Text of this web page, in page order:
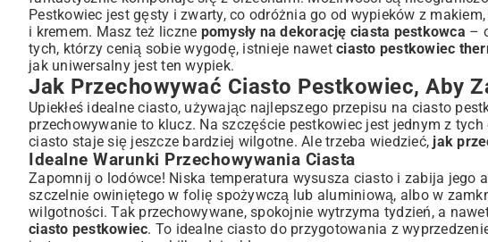
Pestkowiec jest gęsty i zwarty, co odróżnia go od wypieków z
i kremem. Masz też liczne pomysły na dekorację ciasta pestkowca –
tych, którzy cenią sobie wygodę, istnieje nawet ciasto pestkowiec
jak uniwersalny jest ten wypiek.
Jak Przechowywać Ciasto Pestkowiec, Aby
Upiekłeś idealne ciasto, używając najlepszego przepisu na ciasto
przechowywanie to klucz. Na szczęście pestkowiec jest jednym z
ciasto staje się jeszcze bardziej wilgotne. Ale trzeba wiedzieć, jak
Idealne Warunki Przechowywania Ciasta
Zapomnij o lodówce! Niska temperatura wysusza ciasto i zabija jego
szczelnie owiniętego w folię spożywczą lub aluminiową, albo w
wilgotności. Tak przechowywane, spokojnie wytrzyma tydzień, a
ciasto pestkowiec. To idealne ciasto do przygotowania z